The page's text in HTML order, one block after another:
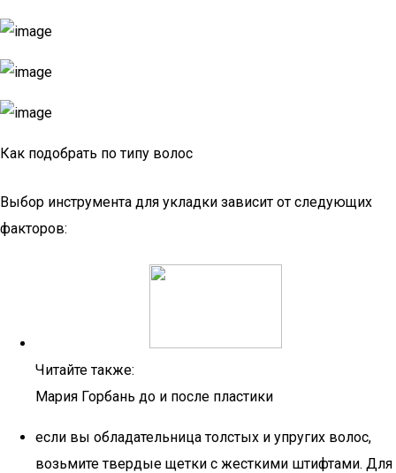
Как подобрать по типу волос
Выбор инструмента для укладки зависит от следующих
факторов:
Читайте также:
Мария Горбань до и после пластики
если вы обладательница толстых и упругих волос,
возьмите твердые щетки с жесткими штифтами. Для